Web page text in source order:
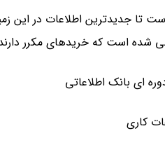
تا جدیدترین اطلاعات در این زمینه
شده است که خریدهای مکرر
ای بانک اطلاعاتی
کاری